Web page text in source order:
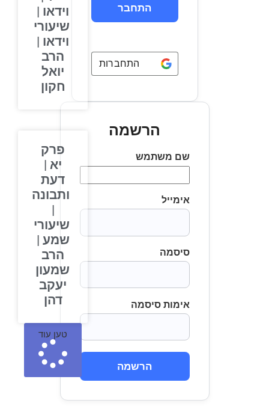
התחברות באמצעות Google
הרשמה
שם משתמש
אימייל
סיסמה
אימות סיסמה
הרשמה
וידאו |
שיעורי
וידאו |
הרב
יואל
חקון
פרק
יא |
דעת
ותבונה
שיעורי
שמע |
הרב
שמעון
יעקב
דהן
טען עוד